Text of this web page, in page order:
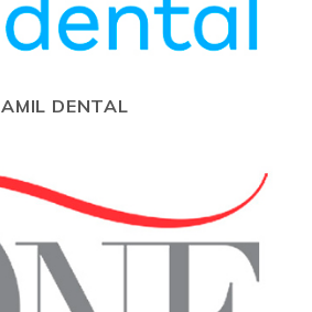
AMIL DENTAL